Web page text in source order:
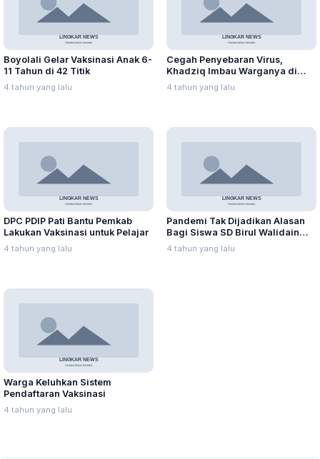
Boyolali Gelar Vaksinasi Anak 6-
11 Tahun di 42 Titik
4 tahun yang lalu
Cegah Penyebaran Virus,
Khadziq Imbau Warganya di
Perantauan Tidak Mudik
4 tahun yang lalu
DPC PDIP Pati Bantu Pemkab
Lakukan Vaksinasi untuk Pelajar
4 tahun yang lalu
Pandemi Tak Dijadikan Alasan
Bagi Siswa SD Birul Walidain
Torehkan Prestasi
4 tahun yang lalu
Warga Keluhkan Sistem
Pendaftaran Vaksinasi
4 tahun yang lalu